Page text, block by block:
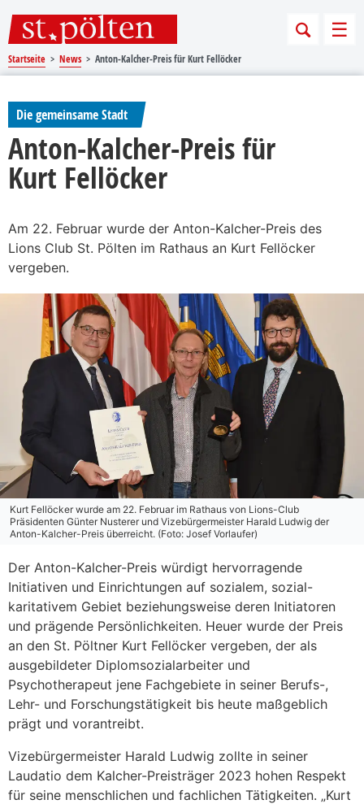
Startseite News Anton-Kalcher-Preis für Kurt Fellöcker
Die gemeinsame Stadt
Anton-Kalcher-Preis für
Kurt Fellöcker
Am 22. Februar wurde der Anton-Kalcher-Preis des
Lions Club St. Pölten im Rathaus an Kurt Fellöcker
vergeben.
Kurt Fellöcker wurde am 22. Februar im Rathaus von Lions-Club
Präsidenten Günter Nusterer und Vizebürgermeister Harald Ludwig der
Anton-Kalcher-Preis überreicht. (Foto: Josef Vorlaufer)
Der Anton-Kalcher-Preis würdigt hervorragende
Initiativen und Einrichtungen auf sozialem, sozial-
karitativem Gebiet beziehungsweise deren Initiatoren
und prägende Persönlichkeiten. Heuer wurde der Preis
an den St. Pöltner Kurt Fellöcker vergeben, der als
ausgebildeter Diplomsozialarbeiter und
Psychotherapeut jene Fachgebiete in seiner Berufs-,
Lehr- und Forschungstätigkeit bis heute maßgeblich
prägt und vorantreibt.
Vizebürgermeister Harald Ludwig zollte in seiner
Laudatio dem Kalcher-Preisträger 2023 hohen Respekt
für seine menschlichen und fachlichen Tätigkeiten. „Kurt